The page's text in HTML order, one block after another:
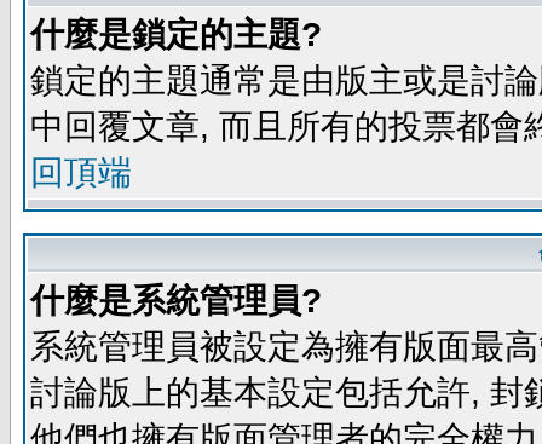
什麼是鎖定的主題?
鎖定的主題通常是由版主或是討
中回覆文章, 而且所有的投票都
回頂端
什麼是系統管理員?
系統管理員被設定為擁有版面最
討論版上的基本設定包括允許,